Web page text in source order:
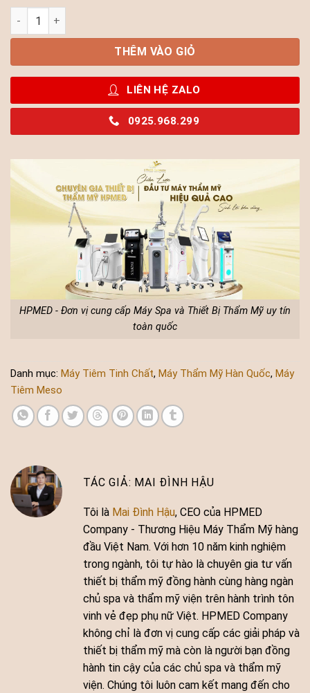
Máy Tiêm Meso Tinh Dưỡng Chất HYCOOX Cao Cấp Hàn
THÊM VÀO GIỎ
LIÊN HỆ ZALO
0925.968.299
HPMED - Đơn vị cung cấp Máy Spa và Thiết Bị Thẩm Mỹ uy tín
toàn quốc
Danh mục: Máy Tiêm Tinh Chất, Máy Thẩm Mỹ Hàn Quốc, Máy
Tiêm Meso
MAI ĐÌNH HẬU
Tôi là Mai Đình Hậu, CEO của HPMED
Company - Thương Hiệu Máy Thẩm Mỹ hàng
đầu Việt Nam. Với hơn 10 năm kinh nghiệm
trong ngành, tôi tự hào là chuyên gia tư vấn
thiết bị thẩm mỹ đồng hành cùng hàng ngàn
chủ spa và thẩm mỹ viện trên hành trình tôn
vinh vẻ đẹp phụ nữ Việt. HPMED Company
không chỉ là đơn vị cung cấp các giải pháp và
thiết bị thẩm mỹ mà còn là người bạn đồng
hành tin cậy của các chủ spa và thẩm mỹ
viện. Chúng tôi luôn cam kết mang đến cho